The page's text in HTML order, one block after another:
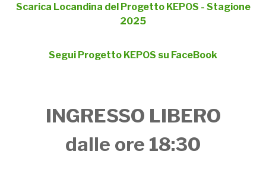
Scarica Locandina del Progetto KEPOS - Stagione
2025
Segui Progetto KEPOS su FaceBook
INGRESSO LIBERO
dalle ore 18:30